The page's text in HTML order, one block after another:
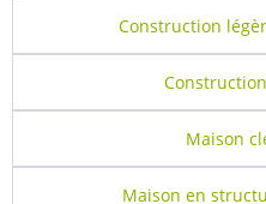
Construction
Maison
Maison en